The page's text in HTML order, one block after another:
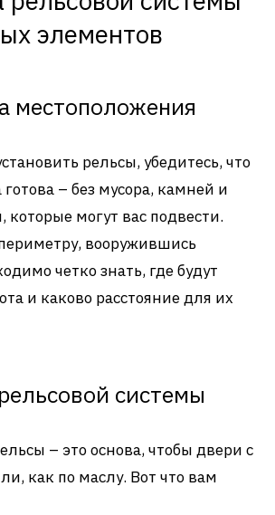
элементов
местоположения
рельсы, убедитесь, что
– без мусора, камней и
которые могут вас подвести.
вооружившись
четко знать, где будут
и каково расстояние для их
системы
– это основа, чтобы двери с
как по маслу. Вот что вам